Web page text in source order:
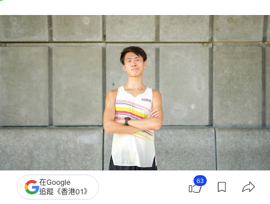
在Google
追蹤《香港01》
63